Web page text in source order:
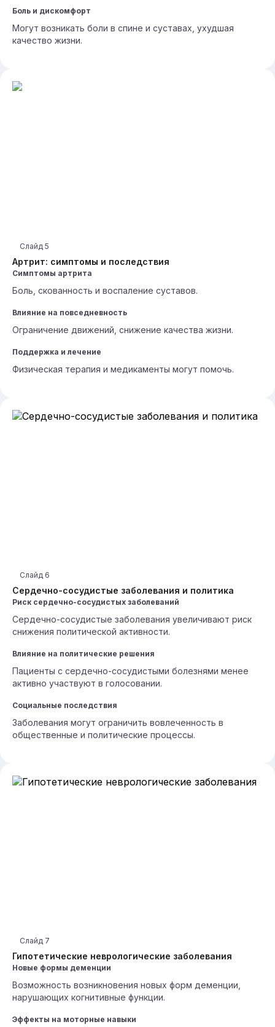
Боль и дискомфорт
Могут возникать боли в спине и суставах, ухудшая
качество жизни.
Артрит: симптомы и последствия
Слайд 5
Симптомы артрита
Боль, скованность и воспаление суставов.
Влияние на повседневность
Ограничение движений, снижение качества жизни.
Поддержка и лечение
Физическая терапия и медикаменты могут помочь.
Сердечно-сосудистые заболевания и политика
Слайд 6
Риск сердечно-сосудистых заболеваний
Сердечно-сосудистые заболевания увеличивают риск
снижения политической активности.
Влияние на политические решения
Пациенты с сердечно-сосудистыми болезнями менее
активно участвуют в голосовании.
Социальные последствия
Заболевания могут ограничить вовлеченность в
общественные и политические процессы.
Гипотетические неврологические заболевания
Слайд 7
Новые формы деменции
Возможность возникновения новых форм деменции,
нарушающих когнитивные функции.
Эффекты на моторные навыки